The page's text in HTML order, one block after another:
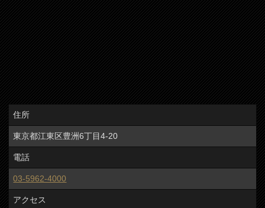
住所
東京都江東区豊洲6丁目4-20
電話
03-5962-4000
アクセス